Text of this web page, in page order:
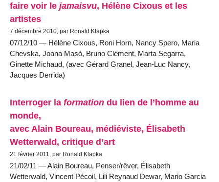
faire voir le jamaisvu, Hélène Cixous et les
artistes
7 décembre 2010, par Ronald Klapka
07/12/10 — Hélène Cixous, Roni Horn, Nancy Spero, Maria
Chevska, Joana Masó, Bruno Clément, Marta Segarra,
Ginette Michaud, (avec Gérard Granel, Jean-Luc Nancy,
Jacques Derrida)
Interroger la formation du lien de l’homme au
monde,
avec Alain Boureau, médiéviste, Élisabeth
Wetterwald, critique d’art
21 février 2011, par Ronald Klapka
21/02/11 — Alain Boureau, Penser/rêver, Élisabeth
Wetterwald, Vincent Pécoil, Lili Reynaud Dewar, Mario Garcia